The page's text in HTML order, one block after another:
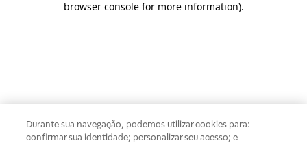
browser console for more information).
Durante sua navegação, podemos utilizar cookies para:
confirmar sua identidade; personalizar seu acesso; e